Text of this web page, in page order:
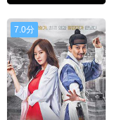
7.0分